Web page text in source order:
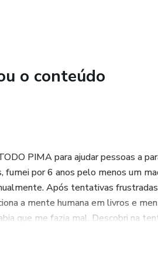
o conteúdo
PIMA para ajudar pessoas a
por 6 anos pelo menos um
Após tentativas
a mente humana em livros e
que me fazia mal. Descobri na